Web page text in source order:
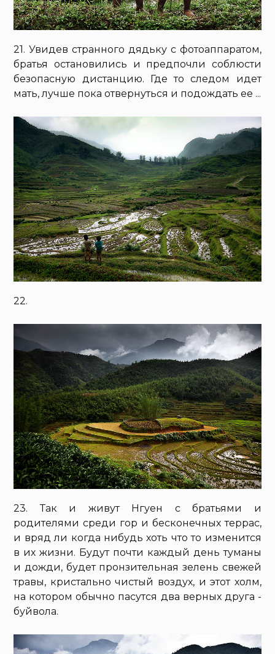
21. Увидев странного дядьку с фотоаппаратом,
братья остановились и предпочли соблюсти
безопасную дистанцию. Где то следом идет
мать, лучше пока отвернуться и подождать ее ...
22.
23. Так и живут Нгуен с братьями и
родителями среди гор и бесконечных террас,
и вряд ли когда нибудь хоть что то изменится
в их жизни. Будут почти каждый день туманы
и дожди, будет пронзительная зелень свежей
травы, кристально чистый воздух, и этот холм,
на котором обычно пасутся два верных друга -
буйвола.